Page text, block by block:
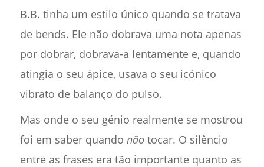
B.B. tinha um estilo único quando se tratava
de bends. Ele não dobrava uma nota apenas
por dobrar, dobrava-a lentamente e, quando
atingia o seu ápice, usava o seu icónico
vibrato de balanço do pulso.
Mas onde o seu génio realmente se mostrou
foi em saber quando nãotocar. O silêncio
entre as frases era tão importante quanto as